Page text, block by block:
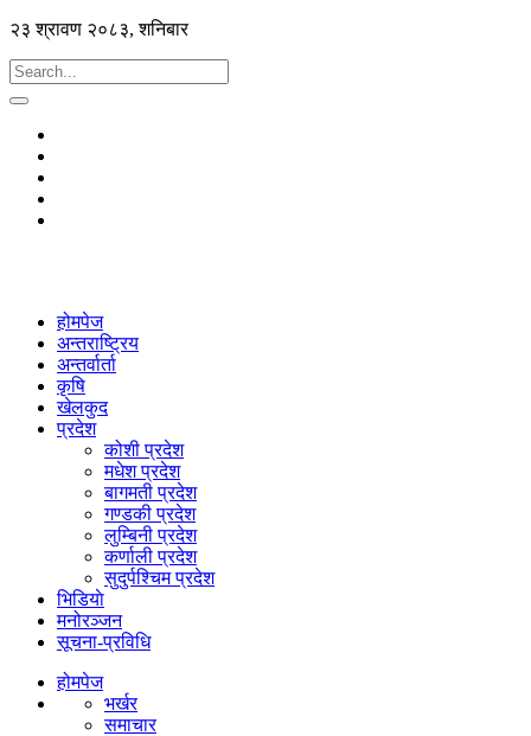
२३ श्रावण २०८३, शनिबार
होमपेज
अन्तराष्ट्रिय
अन्तर्वार्ता
कृषि
खेलकुद
प्रदेश
कोशी प्रदेश
मधेश प्रदेश
बागमती प्रदेश
गण्डकी प्रदेश
लुम्बिनी प्रदेश
कर्णाली प्रदेश
सुदुर्पश्चिम प्रदेश
भिडियाे
मनोरञ्जन
सूचना-प्रविधि
होमपेज
भर्खर
समाचार